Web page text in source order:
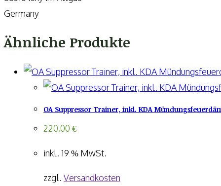
Germany
Ähnliche Produkte
OA Suppressor Trainer, inkl. KDA
220,00 €
inkl. 19 % MwSt.
zzgl. Versandkosten